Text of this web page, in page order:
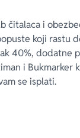
čitalaca i
koji rastu
40%, dodatne
i Bukmarker
se isplati.